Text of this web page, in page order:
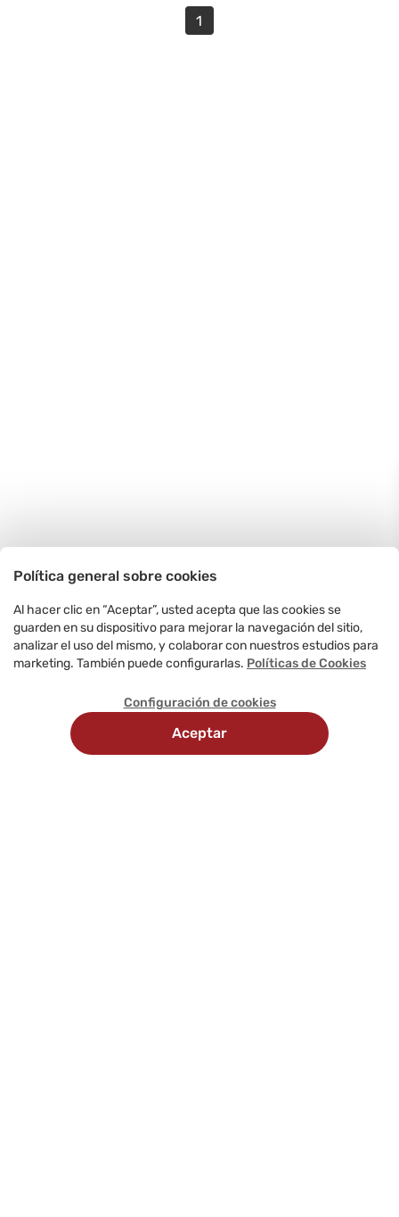
1
Política general sobre cookies
Al hacer clic en “Aceptar”, usted acepta que las cookies se
guarden en su dispositivo para mejorar la navegación del sitio,
analizar el uso del mismo, y colaborar con nuestros estudios para
marketing. También puede configurarlas. Políticas de Cookies
Configuración de cookies
Aceptar